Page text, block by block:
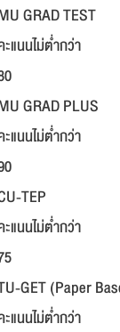
GRAD TEST
แนนไม่ต่ำกว่า
GRAD PLUS
แนนไม่ต่ำกว่า
TEP
แนนไม่ต่ำกว่า
GET (Paper
แนนไม่ต่ำกว่า